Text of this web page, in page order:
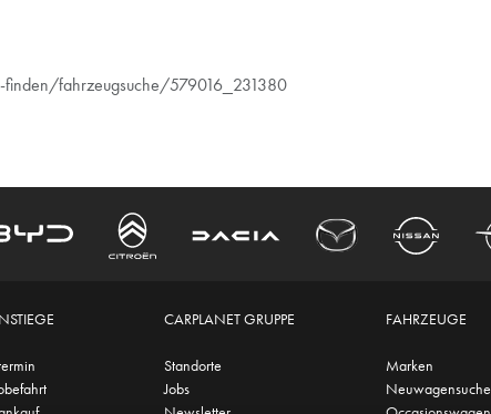
fahrzeugsuche/579016_231380
CARPLANET GRUPPE
Standorte
Jobs
FAHRZEUGE
Marken
Neuwagensuche